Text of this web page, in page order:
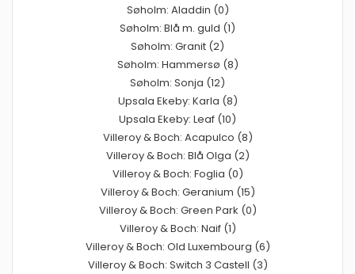
Søholm: Aladdin (0)
Søholm: Blå m. guld (1)
Søholm: Granit (2)
Søholm: Hammersø (8)
Søholm: Sonja (12)
Upsala Ekeby: Karla (8)
Upsala Ekeby: Leaf (10)
Villeroy & Boch: Acapulco (8)
Villeroy & Boch: Blå Olga (2)
Villeroy & Boch: Foglia (0)
Villeroy & Boch: Geranium (15)
Villeroy & Boch: Green Park (0)
Villeroy & Boch: Naif (1)
Villeroy & Boch: Old Luxembourg (6)
Villeroy & Boch: Switch 3 Castell (3)